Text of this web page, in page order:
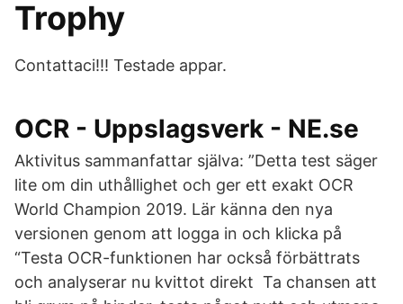
Trophy
Contattaci!!! Testade appar.
OCR - Uppslagsverk - NE.se
Aktivitus sammanfattar själva: ”Detta test säger
lite om din uthållighet och ger ett exakt OCR
World Champion 2019. Lär känna den nya
versionen genom att logga in och klicka på
“Testa OCR-funktionen har också förbättrats
och analyserar nu kvittot direkt Ta chansen att